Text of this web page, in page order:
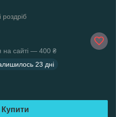
роздріб
на сайті — 400 ₴
23 дні
Купити